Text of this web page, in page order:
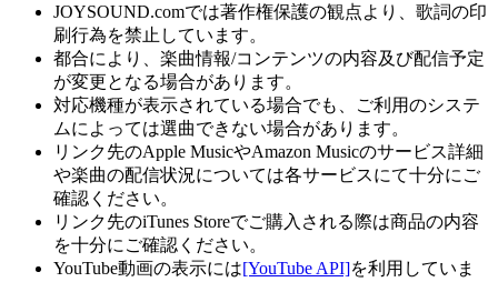
JOYSOUND.comでは著作権保護の観点より、歌詞の印
刷行為を禁止しています。
都合により、楽曲情報/コンテンツの内容及び配信予定
が変更となる場合があります。
対応機種が表示されている場合でも、ご利用のシステ
ムによっては選曲できない場合があります。
リンク先のApple MusicやAmazon Musicのサービス詳細
や楽曲の配信状況については各サービスにて十分にご
確認ください。
リンク先のiTunes Storeでご購入される際は商品の内容
を十分にご確認ください。
YouTube動画の表示には[YouTube API]を利用していま